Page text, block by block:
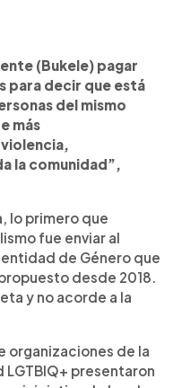
(Bukele) pagar
para decir que está
del mismo
más
la comunidad”,
lo primero que
fue enviar al
de Género que
desde 2018.
y no acorde a la
organizaciones de la
presentaron